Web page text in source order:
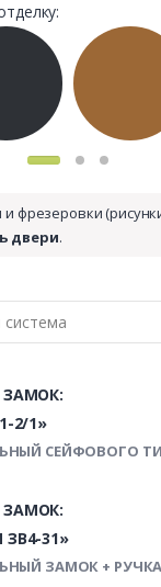
фрезеровки
двери.
ЗАМОК:
2/1»
СЕЙФОВОГО
31»
ЗАМОК + РУЧКА